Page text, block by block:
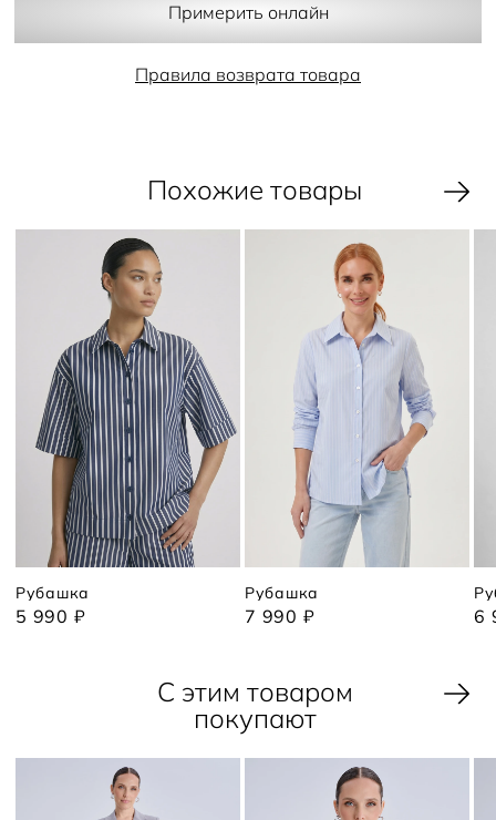
Примерить онлайн
Правила возврата товара
Похожие товары
Рубашка
5 990 ₽
Рубашка
7 990 ₽ 6
С этим товаром
покупают